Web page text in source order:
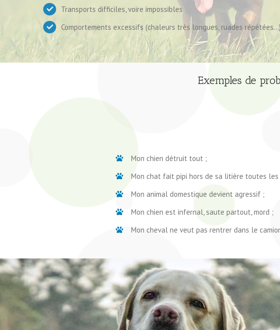
Transports difficiles, voire impossibles
Comportements excessifs (chaleurs très longues, ruades répétées…)
Exemples de
Mon chien détruit tout ;
Mon chat fait pipi hors de sa litière toutes les
Mon animal domestique devient agressif ;
Mon chien est infernal, saute partout, mord ;
Mon cheval ne veut pas rentrer dans le